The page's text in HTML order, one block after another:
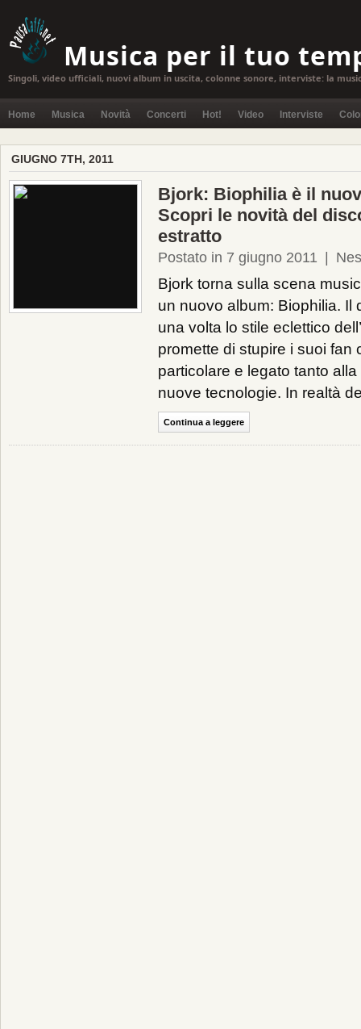
Musica per il tuo
Singoli, video ufficiali, nuovi album in uscita, colonne sonore, interviste: la
Home Musica Novità Concerti Hot! Video Interviste
GIUGNO 7TH, 2011
Bjork: Biophilia è il
Scopri le novità del
estratto
Postato in 7 giugno 2011
Bjork torna sulla scena
un nuovo album: Biophilia. Il
una volta lo stile eclettico
promette di stupire i suoi fan
particolare e legato tanto
nuove tecnologie. In realtà
Continua a leggere